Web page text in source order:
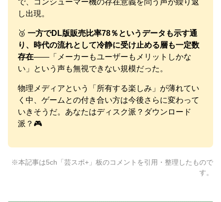
で、コンシューマー機の存在意義を問う声が繰り返
し出現。
🥉 一方でDL版販売比率78％というデータも示す通
り、時代の流れとして冷静に受け止める層も一定数
存在——「メーカーもユーザーもメリットしかな
い」という声も無視できない規模だった。
物理メディアという「所有する楽しみ」が薄れてい
く中、ゲームとの付き合い方は今後さらに変わって
いきそうだ。あなたはディスク派？ダウンロード
派？🎮
※本記事は5ch「芸スポ+」板のコメントを引用・整理したもので
す。